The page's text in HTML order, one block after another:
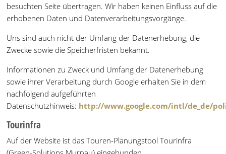
besuchten Seite übertragen. Wir haben keinen Einfluss auf die
erhobenen Daten und Datenverarbeitungsvorgänge.
Uns sind auch nicht der Umfang der Datenerhebung, die
Zwecke sowie die Speicherfristen bekannt.
Informationen zu Zweck und Umfang der Datenerhebung
sowie ihrer Verarbeitung durch Google erhalten Sie in dem
nachfolgend aufgeführten
Datenschutzhinweis: http://www.google.com/intl/de_de/
Tourinfra
Auf der Website ist das Touren-Planungstool Tourinfra